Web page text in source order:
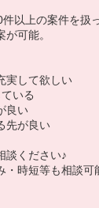
以上の案件を扱
可能。
実して欲しい
いる
良い
先が良い
談ください♪
時短等も相談可